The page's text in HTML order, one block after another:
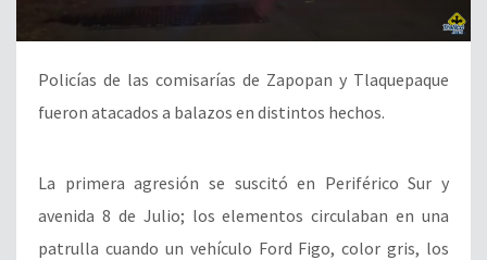
Policías de las comisarías de Zapopan y Tlaquepaque
fueron atacados a balazos en distintos hechos.
La primera agresión se suscitó en Periférico Sur y
avenida 8 de Julio; los elementos circulaban en una
patrulla cuando un vehículo Ford Figo, color gris, los